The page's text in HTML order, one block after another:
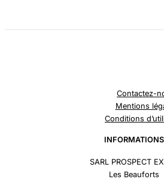
Contactez-
Mentions
Conditions
INFORMATIONS
SARL PROSPECT
Les Beauforts